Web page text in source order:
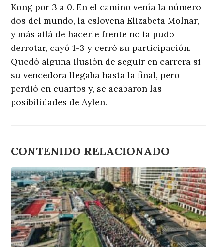
Kong por 3 a 0. En el camino venía la número
dos del mundo, la eslovena Elizabeta Molnar,
y más allá de hacerle frente no la pudo
derrotar, cayó 1-3 y cerró su participación.
Quedó alguna ilusión de seguir en carrera si
su vencedora llegaba hasta la final, pero
perdió en cuartos y, se acabaron las
posibilidades de Aylen.
CONTENIDO RELACIONADO